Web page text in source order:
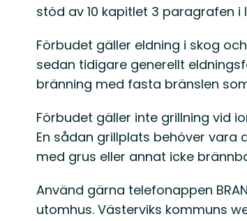
stöd av 10 kapitlet 3 paragrafen
Förbudet gäller eldning i skog
sedan tidigare generellt
bränning med fasta bränslen
Förbudet gäller inte grillning vid
En sådan grillplats behöver
med grus eller annat icke
Använd gärna telefonappen
utomhus. Västerviks kommuns